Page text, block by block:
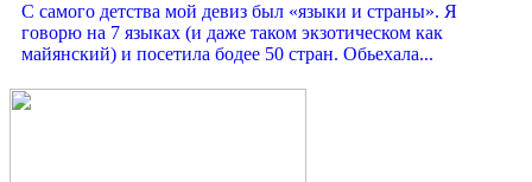
С самого детства мой девиз был «языки и страны». Я
говорю на 7 языках (и даже таком экзотическом как
майянский) и посетила бодее 50 стран. Обьехала...